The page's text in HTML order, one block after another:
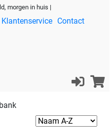
morgen in huis |
Klantenservice Contact